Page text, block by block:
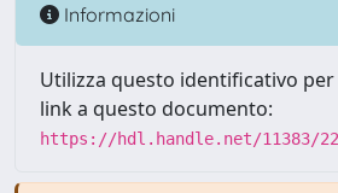
Informazioni
Utilizza questo identificativo
link a questo documento:
https://hdl.handle.net/11383/